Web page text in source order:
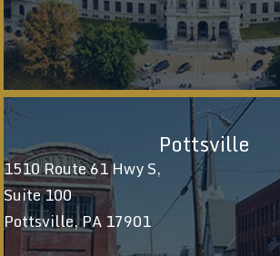
Pottsville
1510 Route 61 Hwy S,
Suite 100
Pottsville, PA 17901